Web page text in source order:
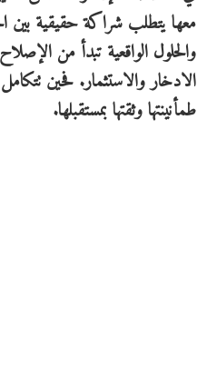
معها يتطلب شراكة حقيقية بين
والحلول الواقعية تبدأ من
الادخار والاستثمار. فحين
طمأنينتها وثقتها بمستقبلها.